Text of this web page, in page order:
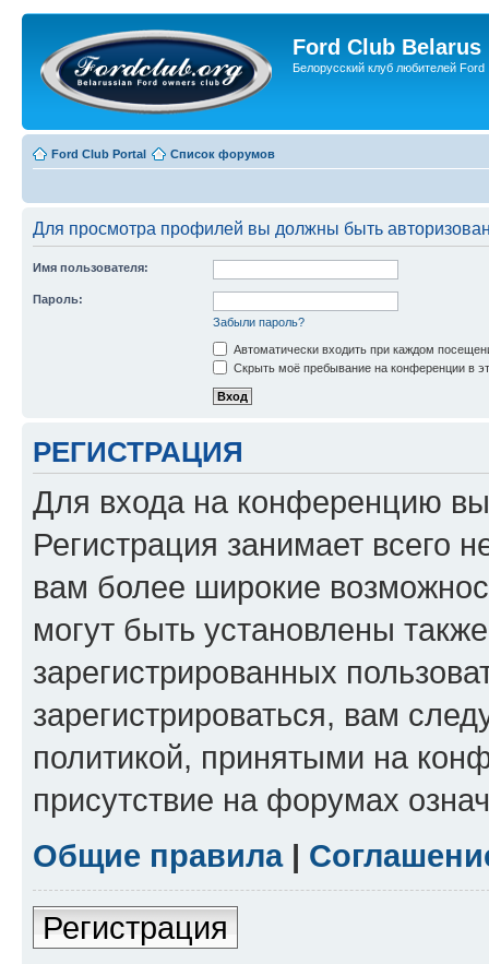
Ford Club Belarus
Белорусский клуб любителей Ford
Ford Club Portal Список форумов
Для просмотра профилей вы должны быть
Имя пользователя:
Пароль:
Забыли пароль?
Автоматически входить при каждом
Скрыть моё пребывание на конференции в
РЕГИСТРАЦИЯ
Для входа на конференцию
Регистрация занимает всего
вам более широкие
могут быть установлены
зарегистрированных
зарегистрироваться, вам
политикой, принятыми на
присутствие на форумах
Общие правила|
Регистрация